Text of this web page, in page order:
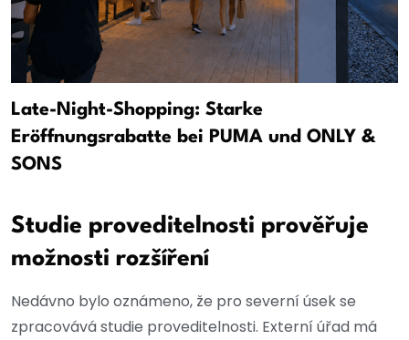
Late-Night-Shopping: Starke
Eröffnungsrabatte bei PUMA und ONLY &
SONS
Studie proveditelnosti prověřuje
možnosti rozšíření
Nedávno bylo oznámeno, že pro severní úsek se
zpracovává studie proveditelnosti. Externí úřad má